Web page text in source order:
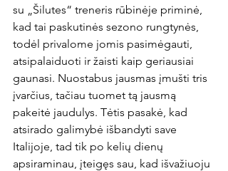
su „Šilutes“ treneris rūbinėje priminė,
kad tai paskutinės sezono rungtynės,
todėl privalome jomis pasimėgauti,
atsipalaiduoti ir žaisti kaip geriausiai
gaunasi. Nuostabus jausmas įmušti tris
įvarčius, tačiau tuomet tą jausmą
pakeitė jaudulys. Tėtis pasakė, kad
atsirado galimybė išbandyti save
Italijoje, tad tik po kelių dienų
apsiraminau, įteigęs sau, kad išvažiuoju